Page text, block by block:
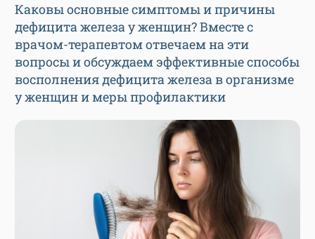
Каковы основные симптомы и причины
дефицита железа у женщин? Вместе с
врачом-терапевтом отвечаем на эти
вопросы и обсуждаем эффективные способы
восполнения дефицита железа в организме
у женщин и меры профилактики